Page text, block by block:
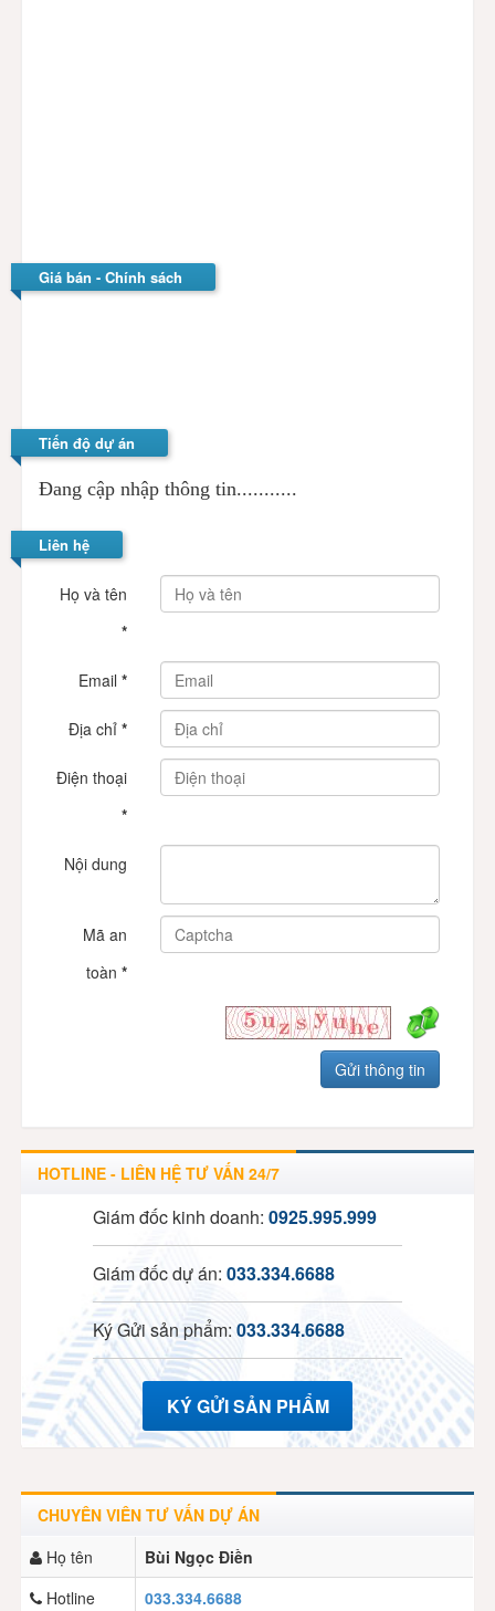
Giá bán - Chính sách
Tiến độ dự án
Đang cập nhập thông tin...........
Liên hệ
Họ và tên
*
Email *
Địa chỉ *
Điện thoại
*
Nội dung
Mã an
toàn *
HOTLINE - LIÊN HỆ TƯ VẤN 24/7
Giám đốc kinh doanh: 0925.995.999
Giám đốc dự án: 033.334.6688
Ký Gửi sản phẩm: 033.334.6688
KÝ GỬI SẢN PHẨM
CHUYÊN VIÊN TƯ VẤN DỰ ÁN
Họ tên
Bùi Ngọc Điền
Hotline
033.334.6688